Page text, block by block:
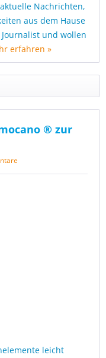
Nachrichten,
aus dem Hause
und wollen
erfahren »
® zur
leicht